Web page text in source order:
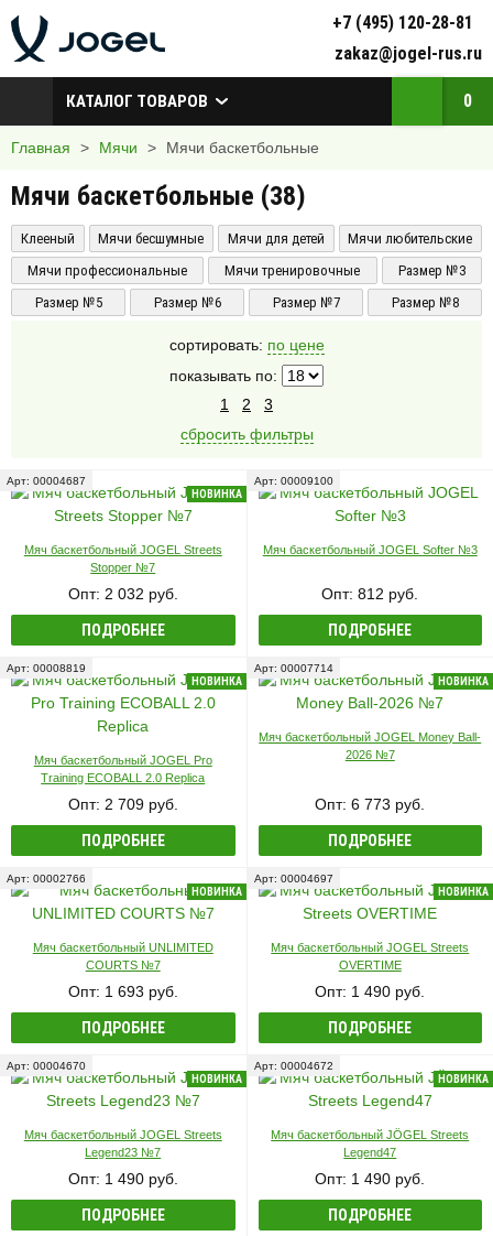
+7 (495) 120-28-81
zakaz@jogel-rus.ru
КАТАЛОГ ТОВАРОВ 0
Главная > Мячи > Мячи баскетбольные
Мячи баскетбольные (38)
Клееный Мячи бесшумные Мячи для детей
Мячи любительские
Мячи профессиональные
Мячи тренировочные
Размер №3
Размер №5
Размер №6 Размер №7 Размер №8
сортировать: по цене
показывать по:
1
2
3
сбросить фильтры
Арт: 00004687
НОВИНКА
Мяч баскетбольный JOGEL Streets
Stopper №7
Опт: 2 032 руб.
ПОДРОБНЕЕ
Арт: 00009100
Мяч баскетбольный JOGEL Softer №3
Опт: 812 руб.
ПОДРОБНЕЕ
Арт: 00008819
НОВИНКА
Мяч баскетбольный JOGEL Pro
Training ECOBALL 2.0 Replica
Опт: 2 709 руб.
ПОДРОБНЕЕ
Арт: 00007714
НОВИНКА
Мяч баскетбольный JOGEL Money Ball-
2026 №7
Опт: 6 773 руб.
ПОДРОБНЕЕ
Арт: 00002766
НОВИНКА
Мяч баскетбольный UNLIMITED
COURTS №7
Опт: 1 693 руб.
ПОДРОБНЕЕ
Арт: 00004697
НОВИНКА
Мяч баскетбольный JOGEL Streets
OVERTIME
Опт: 1 490 руб.
ПОДРОБНЕЕ
Арт: 00004670
НОВИНКА
Мяч баскетбольный JOGEL Streets
Legend23 №7
Опт: 1 490 руб.
ПОДРОБНЕЕ
Арт: 00004672
НОВИНКА
Мяч баскетбольный JÖGEL Streets
Legend47
Опт: 1 490 руб.
ПОДРОБНЕЕ